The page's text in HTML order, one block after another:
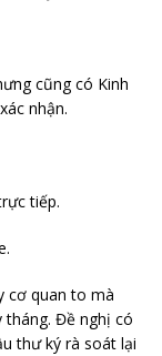
cũng có Kinh
nhận.
tiếp.
cơ quan to mà
tháng. Đề nghị có
thư ký rà soát lại